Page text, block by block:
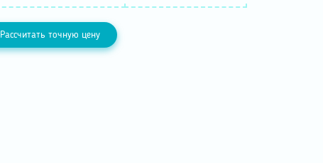
Рассчитать точную цену